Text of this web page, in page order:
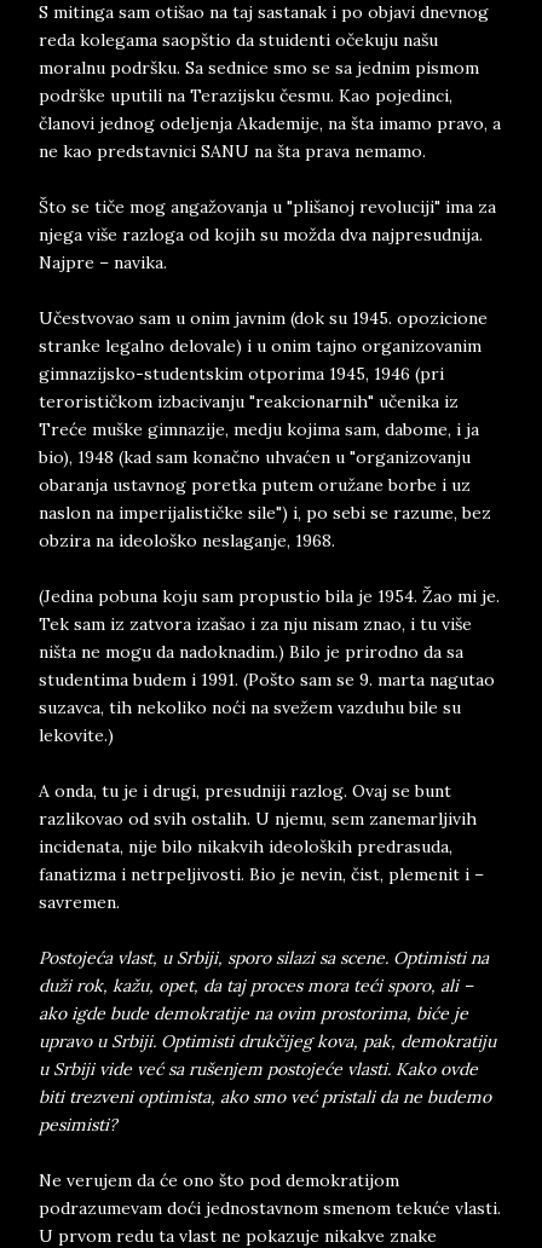
S mitinga sam otišao na taj sastanak i po objavi dnevnog
reda kolegama saopštio da stuidenti očekuju našu
moralnu podršku. Sa sednice smo se sa jednim pismom
podrške uputili na Terazijsku česmu. Kao pojedinci,
članovi jednog odeljenja Akademije, na šta imamo pravo, a
ne kao predstavnici SANU na šta prava nemamo.
Što se tiče mog angažovanja u "plišanoj revoluciji" ima za
njega više razloga od kojih su možda dva najpresudnija.
Najpre – navika.
Učestvovao sam u onim javnim (dok su 1945. opozicione
stranke legalno delovale) i u onim tajno organizovanim
gimnazijsko-studentskim otporima 1945, 1946 (pri
terorističkom izbacivanju "reakcionarnih" učenika iz
Treće muške gimnazije, medju kojima sam, dabome, i ja
bio), 1948 (kad sam konačno uhvaćen u "organizovanju
obaranja ustavnog poretka putem oružane borbe i uz
naslon na imperijalističke sile") i, po sebi se razume, bez
obzira na ideološko neslaganje, 1968.
(Jedina pobuna koju sam propustio bila je 1954. Žao mi je.
Tek sam iz zatvora izašao i za nju nisam znao, i tu više
ništa ne mogu da nadoknadim.) Bilo je prirodno da sa
studentima budem i 1991. (Pošto sam se 9. marta nagutao
suzavca, tih nekoliko noći na svežem vazduhu bile su
lekovite.)
A onda, tu je i drugi, presudniji razlog. Ovaj se bunt
razlikovao od svih ostalih. U njemu, sem zanemarljivih
incidenata, nije bilo nikakvih ideoloških predrasuda,
fanatizma i netrpeljivosti. Bio je nevin, čist, plemenit i –
savremen.
Postojeća vlast, u Srbiji, sporo silazi sa scene. Optimisti na
duži rok, kažu, opet, da taj proces mora teći sporo, ali –
ako igde bude demokratije na ovim prostorima, biće je
upravo u Srbiji. Optimisti drukčijeg kova, pak, demokratiju
u Srbiji vide već sa rušenjem postojeće vlasti. Kako ovde
biti trezveni optimista, ako smo već pristali da ne budemo
pesimisti?
Ne verujem da će ono što pod demokratijom
podrazumevam doći jednostavnom smenom tekuće vlasti.
U prvom redu ta vlast ne pokazuje nikakve znake